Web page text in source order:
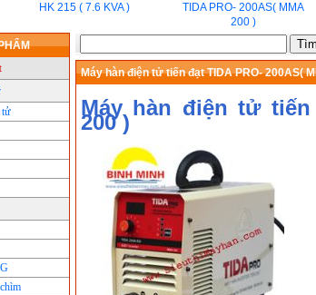
HK 215 ( 7.6 KVA )
TIDA PRO- 200AS( MMA
200 )
tử
Máy hàn điện tử tiến đạt TIDA PRO- 200AS(
Máy hàn điện tử tiến
200 )